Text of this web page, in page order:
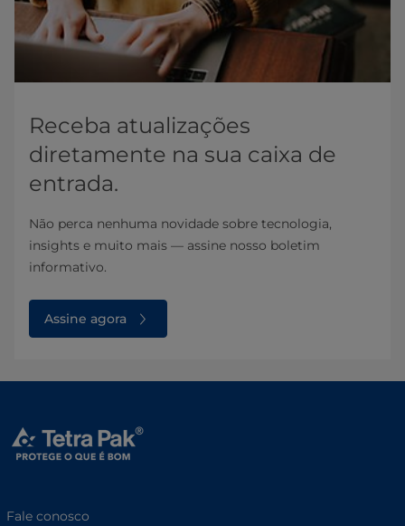
Receba atualizações
diretamente na sua caixa de
entrada.
Não perca nenhuma novidade sobre tecnologia,
insights e muito mais — assine nosso boletim
informativo.
Assine agora
Fale conosco